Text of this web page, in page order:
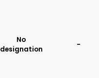
No
designation
-